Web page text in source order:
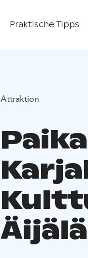
Praktische Tipps
Attraktion
Äijälä